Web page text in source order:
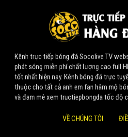
Kênh trực tiếp bóng đá Socolive TV
phát sóng miễn phí chất lượng cao full
tốt nhất hiện nay. Kênh bóng đá trực
thuộc cho tất cả anh em fan hâm mộ
và đam mê xem tructiepbongda tốc độ
VỀ CHÚNG TÔI